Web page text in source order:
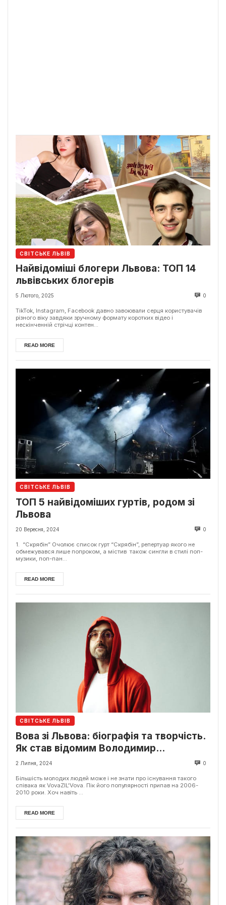
СВІТСЬКЕ ЛЬВІВ
Найвідоміші блогери Львова: ТОП 14
львівських блогерів
5 Лютого, 2025 0
TikTok, Instagram, Facebook давно завоювали серця користувачів
різного віку завдяки зручному формату коротких відео і
нескінченній стрічці контен...
READ MORE
СВІТСЬКЕ ЛЬВІВ
ТОП 5 найвідоміших гуртів, родом зі
Львова
20 Вересня, 2024 0
1. “Скрябін” Очолює список гурт “Скрябін”, репертуар якого не
обмежувався лише попроком, а містив також сингли в стилі поп-
музики, поп-пан...
READ MORE
СВІТСЬКЕ ЛЬВІВ
Вова зі Львова: біографія та творчість.
Як став відомим Володимир
Парфенюк
2 Липня, 2024 0
Більшість молодих людей може і не знати про існування такого
співака як VovaZIL'Vova. Пік його популярності припав на 2006-
2010 роки. Хоч навіть ...
READ MORE